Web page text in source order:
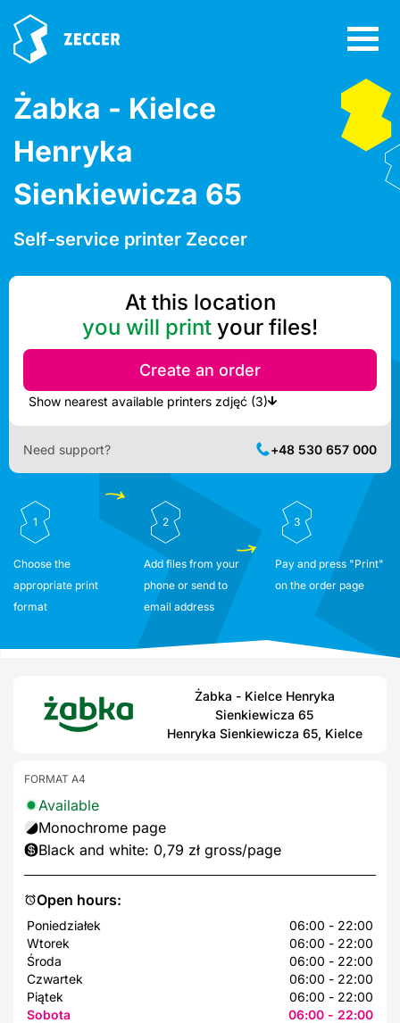
Żabka - Kielce
Henryka
Sienkiewicza 65
Self-service printer Zeccer
At this location
you will print your files!
Create an order
Show nearest available printers zdjęć (3)
Need support? +48 530 657 000
1
Choose the
appropriate print
format
2
Add files from your
phone or send to
email address
3
Pay and press "Print"
on the order page
Żabka - Kielce Henryka
Sienkiewicza 65
Henryka Sienkiewicza 65, Kielce
Open hours:
Poniedziałek
06:00 - 22:00
Wtorek
06:00 - 22:00
Środa
06:00 - 22:00
Czwartek
06:00 - 22:00
Piątek
06:00 - 22:00
Sobota
06:00 - 22:00
FORMAT A4
Available
Monochrome page
Black and white: 0,79 zł gross/page